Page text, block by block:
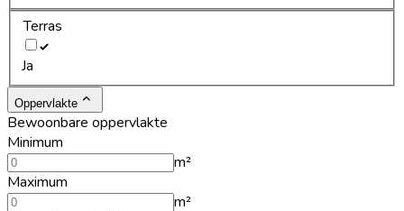
Terras
Ja
Oppervlakte
Bewoonbare oppervlakte
Minimum
m²
Maximum
m²